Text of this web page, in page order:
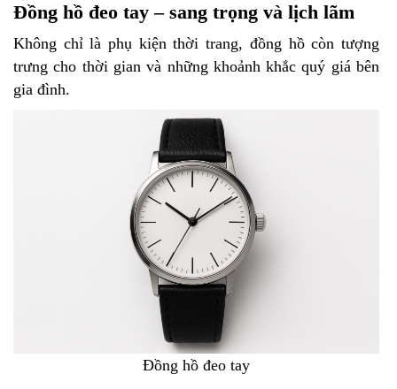
Đồng hồ đeo tay – sang trọng và lịch lãm
Không chỉ là phụ kiện thời trang, đồng hồ còn tượng
trưng cho thời gian và những khoảnh khắc quý giá bên
gia đình.
Đồng hồ đeo tay